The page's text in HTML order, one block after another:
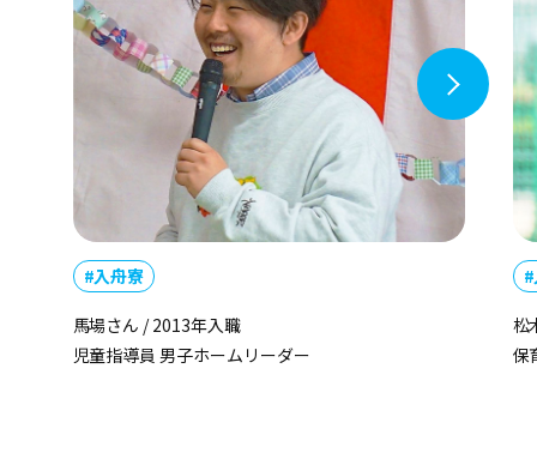
#入舟寮
馬場さん / 2013年入職
児童指導員 男子ホームリーダー
松
保